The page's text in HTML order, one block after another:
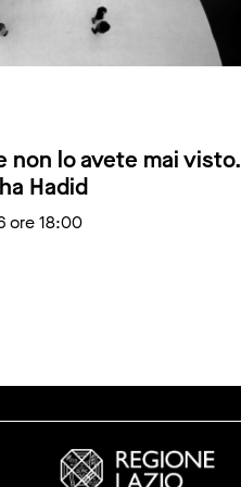
non lo avete mai visto.
Hadid
ore 18:00